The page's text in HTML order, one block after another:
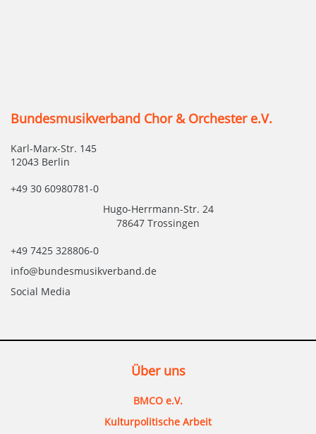
Bundesmusikverband Chor & Orchester e.V.
Karl-Marx-Str. 145
12043 Berlin
+49 30 60980781-0
Hugo-Herrmann-Str. 24
78647 Trossingen
+49 7425 328806-0
info@bundesmusikverband.de
Social Media
Über uns
BMCO e.V.
Kulturpolitische Arbeit